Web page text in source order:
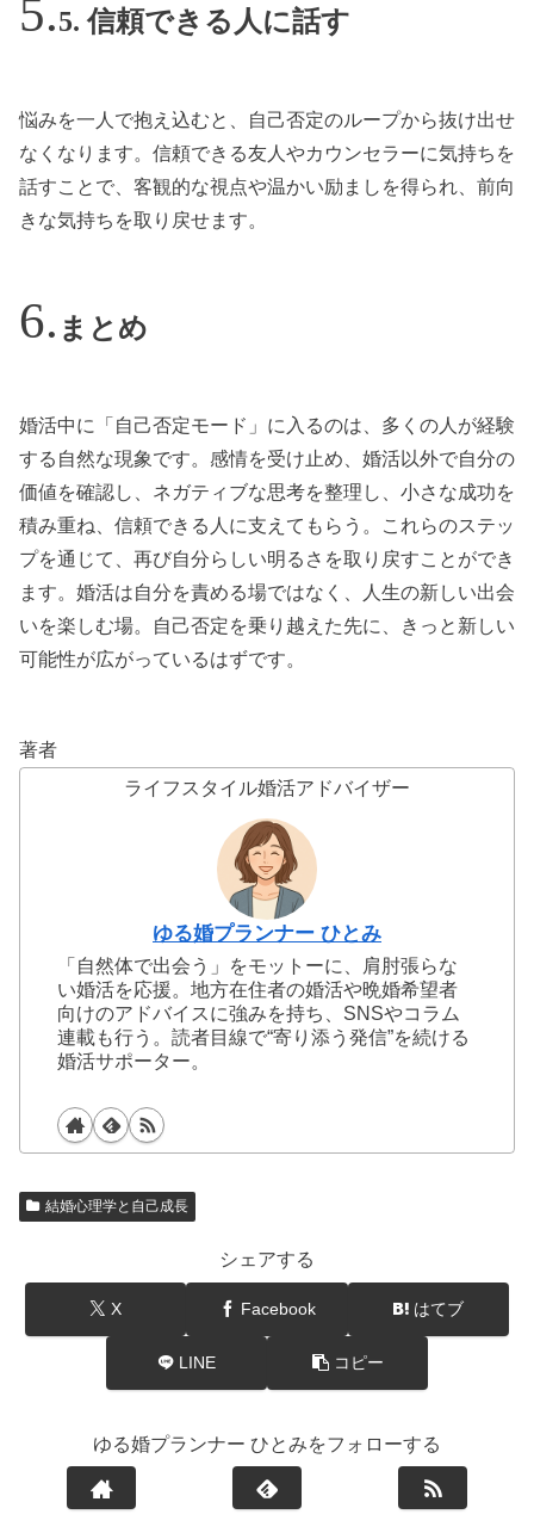
5. 信頼できる人に話す
悩みを一人で抱え込むと、自己否定のループから抜け出せ
なくなります。信頼できる友人やカウンセラーに気持ちを
話すことで、客観的な視点や温かい励ましを得られ、前向
きな気持ちを取り戻せます。
まとめ
婚活中に「自己否定モード」に入るのは、多くの人が経験
する自然な現象です。感情を受け止め、婚活以外で自分の
価値を確認し、ネガティブな思考を整理し、小さな成功を
積み重ね、信頼できる人に支えてもらう。これらのステッ
プを通じて、再び自分らしい明るさを取り戻すことができ
ます。婚活は自分を責める場ではなく、人生の新しい出会
いを楽しむ場。自己否定を乗り越えた先に、きっと新しい
可能性が広がっているはずです。
著者
ライフスタイル婚活アドバイザー
ゆる婚プランナー ひとみ
「自然体で出会う」をモットーに、肩肘張らな
い婚活を応援。地方在住者の婚活や晩婚希望者
向けのアドバイスに強みを持ち、SNSやコラム
連載も行う。読者目線で“寄り添う発信”を続ける
婚活サポーター。
結婚心理学と自己成長
シェアする
X Facebook はてブ
LINE コピー
ゆる婚プランナー ひとみをフォローする